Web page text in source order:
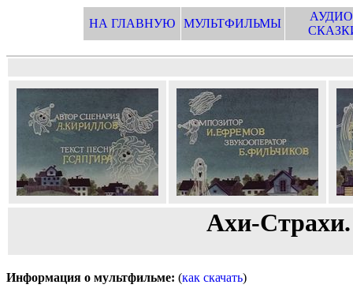
НА ГЛАВНУЮ МУЛЬТФИЛЬМЫ
Ахи-Страхи.
Информация о мультфильме: (как скачать)